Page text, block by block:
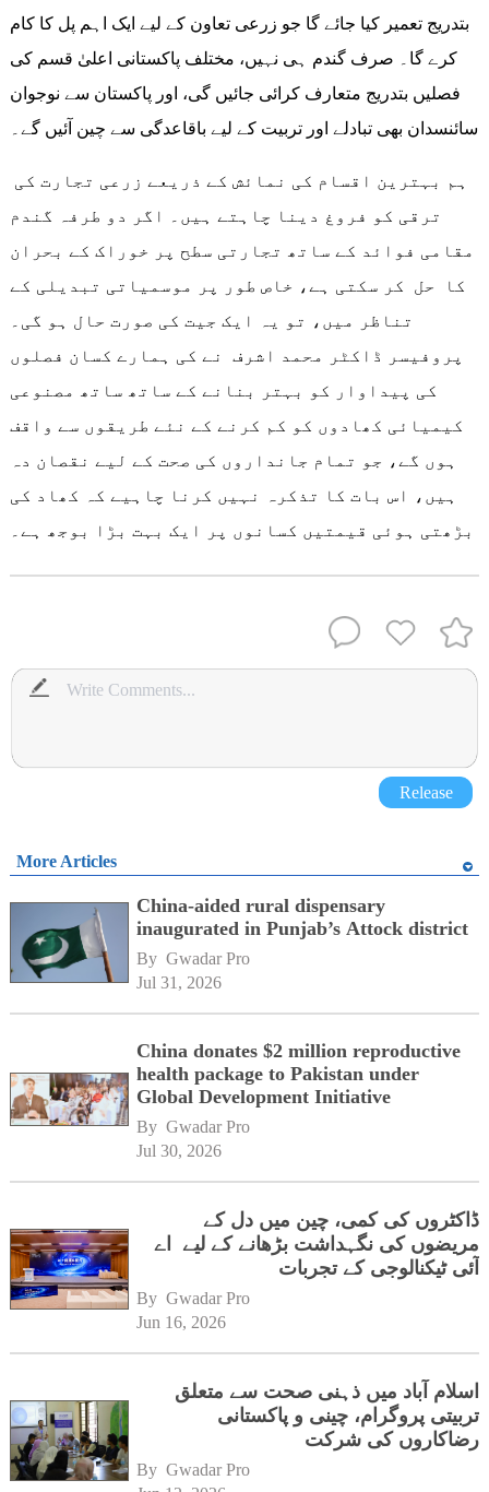
بتدریج تعمیر کیا جائے گا جو زرعی تعاون کے لیے ایک اہم پل کا کام
کرے گا۔ صرف گندم ہی نہیں، مختلف پاکستانی اعلیٰ قسم کی
فصلیں بتدریج متعارف کرائی جائیں گی، اور پاکستان سے نوجوان
سائنسدان بھی تبادلے اور تربیت کے لیے باقاعدگی سے چین آئیں گے۔
ترقی کو فروغ دینا چاہتے ہیں۔ اگر دو طرفہ گندم
مقامی فوائد کے ساتھ تجارتی سطح پر خوراک کے بحران
کا حل کر سکتی ہے، خاص طور پر موسمیاتی تبدیلی کے
تناظر میں، تو یہ ایک جیت کی صورت حال ہو گی۔
پروفیسر ڈاکٹر محمد اشرف نے کی ہمارے کسان فصلوں
کی پیداوار کو بہتر بنانے کے ساتھ ساتھ مصنوعی
کیمیائی کھادوں کو کم کرنے کے نئے طریقوں سے واقف
ہوں گے، جو تمام جانداروں کی صحت کے لیے نقصان دہ
ہیں، اس بات کا تذکرہ نہیں کرنا چاہیے کہ کھاد کی
بڑھتی ہوئی قیمتیں کسانوں پر ایک بہت بڑا بوجھ ہے۔
Release
More Articles
China-aided rural dispensary
inaugurated in Punjab’s Attock district
By Gwadar Pro
Jul 31, 2026
China donates $2 million reproductive
health package to Pakistan under
Global Development Initiative
By Gwadar Pro
Jul 30, 2026
ڈاکٹروں کی کمی، چین میں دل کے
مریضوں کی نگہداشت بڑھانے کے لیے اے
آئی ٹیکنالوجی کے تجربات
By Gwadar Pro
Jun 16, 2026
اسلام آباد میں ذہنی صحت سے متعلق
تربیتی پروگرام، چینی و پاکستانی
رضاکاروں کی شرکت
By Gwadar Pro